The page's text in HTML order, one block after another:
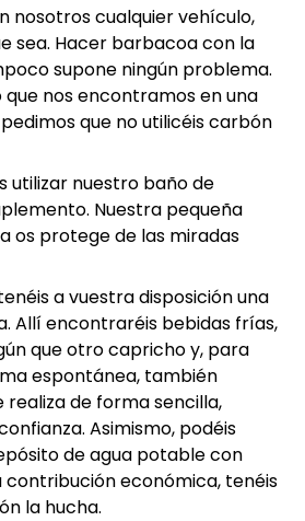
nosotros cualquier vehículo,
sea. Hacer barbacoa con la
supone ningún problema.
que nos encontramos en una
que no utilicéis carbón
utilizar nuestro baño de
Nuestra pequeña
os protege de las miradas
a vuestra disposición una
Allí encontraréis bebidas frías,
que otro capricho y, para
espontánea, también
realiza de forma sencilla,
Asimismo, podéis
de agua potable con
contribución económica, tenéis
la hucha.